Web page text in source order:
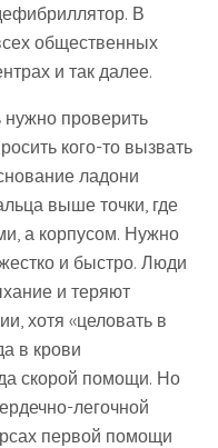
В
общественных
и так далее.
проверить
кого-то вызвать
ладони
выше точки, где
а корпусом. Нужно
и быстро. Люди
и теряют
хотя «целовать в
в крови
скорой помощи. Но
легочной
первой помощи